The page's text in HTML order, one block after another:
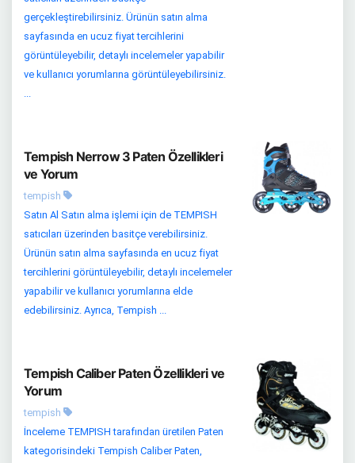
gerçekleştirebilirsiniz. Ürünün satın alma
sayfasında en ucuz fiyat tercihlerini
görüntüleyebilir, detaylı incelemeler yapabilir
ve kullanıcı yorumlarına görüntüleyebilirsiniz.
...
Tempish Nerrow 3 Paten Özellikleri
ve Yorum
tempish
Satın Al Satın alma işlemi için de TEMPISH
satıcıları üzerinden basitçe verebilirsiniz.
Ürünün satın alma sayfasında en ucuz fiyat
tercihlerini görüntüleyebilir, detaylı incelemeler
yapabilir ve kullanıcı yorumlarına elde
edebilirsiniz. Ayrıca, Tempish ...
Tempish Caliber Paten Özellikleri ve
Yorum
tempish
İnceleme TEMPISH tarafından üretilen Paten
kategorisindeki Tempish Caliber Paten,